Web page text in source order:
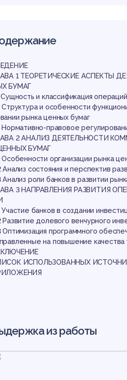
1 ТЕОРЕТИЧЕСКИЕ АСПЕКТЫ
БУМАГ
Сущность и классификация
Структура и особенности
рынка ценных бумаг
Нормативно-правовое
2 АНАЛИЗ ДЕЯТЕЛЬНОСТИ
БУМАГ
Особенности организации рынка
Анализ состояния и перспектив
Анализ роли банков в развитии
3 НАПРАВЛЕНИЯ РАЗВИТИЯ
Участие банков в создании
Развитие долевого венчурного
Оптимизация программного
на повышение
ИСПОЛЬЗОВАННЫХ
из работы